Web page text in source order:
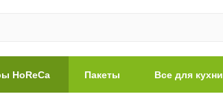
HoReCa Пакеты Все для кухни